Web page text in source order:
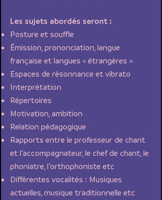
Les sujets abordés seront :
Posture et souffle
Émission, prononciation, langue
française et langues « étrangères »
Espaces de résonnance et vibrato
Interprétation
Répertoires
Motivation, ambition
Relation pédagogique
Rapports entre le professeur de chant
et l’accompagnateur, le chef de chant, le
phoniatre, l’orthophoniste etc
Différentes vocalités : Musiques
actuelles, musique traditionnelle etc